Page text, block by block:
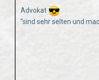
Advokat
"sind sehr selten und